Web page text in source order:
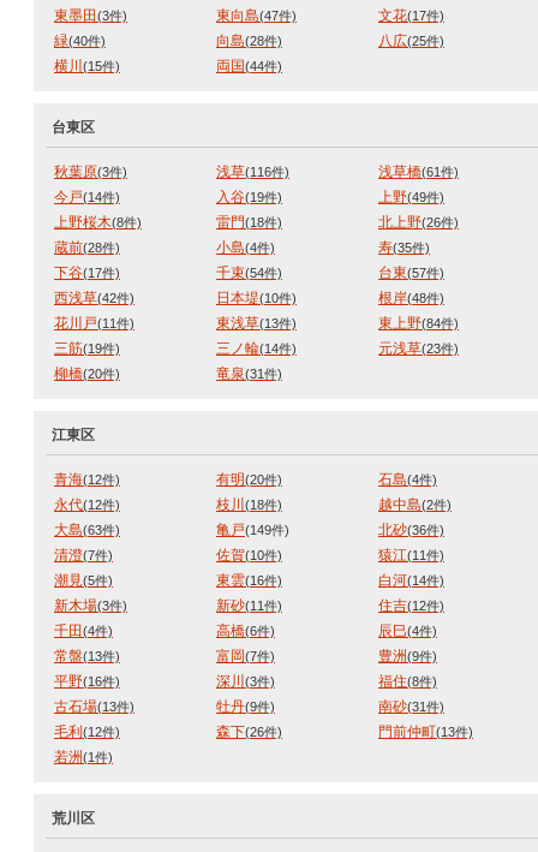
東墨田(3件) 東向島(47件) 文花(17件)
緑(40件) 向島(28件) 八広(25件)
横川 (15件) 両国(44件)
台東区
秋葉原(3件) 浅草(116件) 浅草橋(61件)
今戸(14件) 入谷(19件) 上野(49件)
上野桜木(8件) 雷門(18件) 北上野(26件)
蔵前(28件) 小島(4件) 寿(35件)
下谷(17件) 千束(54件) 台東(57件)
西浅草(42件) 日本堤(10件) 根岸(48件)
花川戸(11件) 東浅草(13件) 東上野(84件)
三筋(19件) 三ノ輪(14件) 元浅草(23件)
柳橋(20件) 竜泉(31件)
江東区
青海(12件) 有明(20件) 石島(4件)
永代(12件) 枝川 (18件) 越中島(2件)
大島(63件) 亀戸(149件) 北砂(36件)
清澄(7件) 佐賀(10件) 猿江(11件)
潮見(5件) 東雲(16件) 白河(14件)
新木場(3件) 新砂(11件) 住吉(12件)
千田(4件) 高橋(6件) 辰巳(4件)
常盤(13件) 富岡(7件) 豊洲(9件)
平野(16件) 深川 (3件) 福住(8件)
古石場(13件) 牡丹(9件) 南砂(31件)
毛利 (12件) 森下(26件) 門前仲町(13件)
若洲(1件)
荒川区